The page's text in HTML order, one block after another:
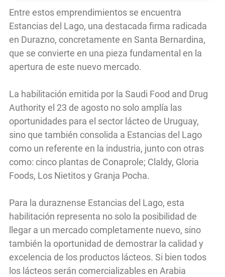
Entre estos emprendimientos se encuentra
Estancias del Lago, una destacada firma radicada
en Durazno, concretamente en Santa Bernardina,
que se convierte en una pieza fundamental en la
apertura de este nuevo mercado.
La habilitación emitida por la Saudi Food and Drug
Authority el 23 de agosto no solo amplía las
oportunidades para el sector lácteo de Uruguay,
sino que también consolida a Estancias del Lago
como un referente en la industria, junto con otras
como: cinco plantas de Conaprole; Claldy, Gloria
Foods, Los Nietitos y Granja Pocha.
Para la duraznense Estancias del Lago, esta
habilitación representa no solo la posibilidad de
llegar a un mercado completamente nuevo, sino
también la oportunidad de demostrar la calidad y
excelencia de los productos lácteos. Si bien todos
los lácteos serán comercializables en Arabia